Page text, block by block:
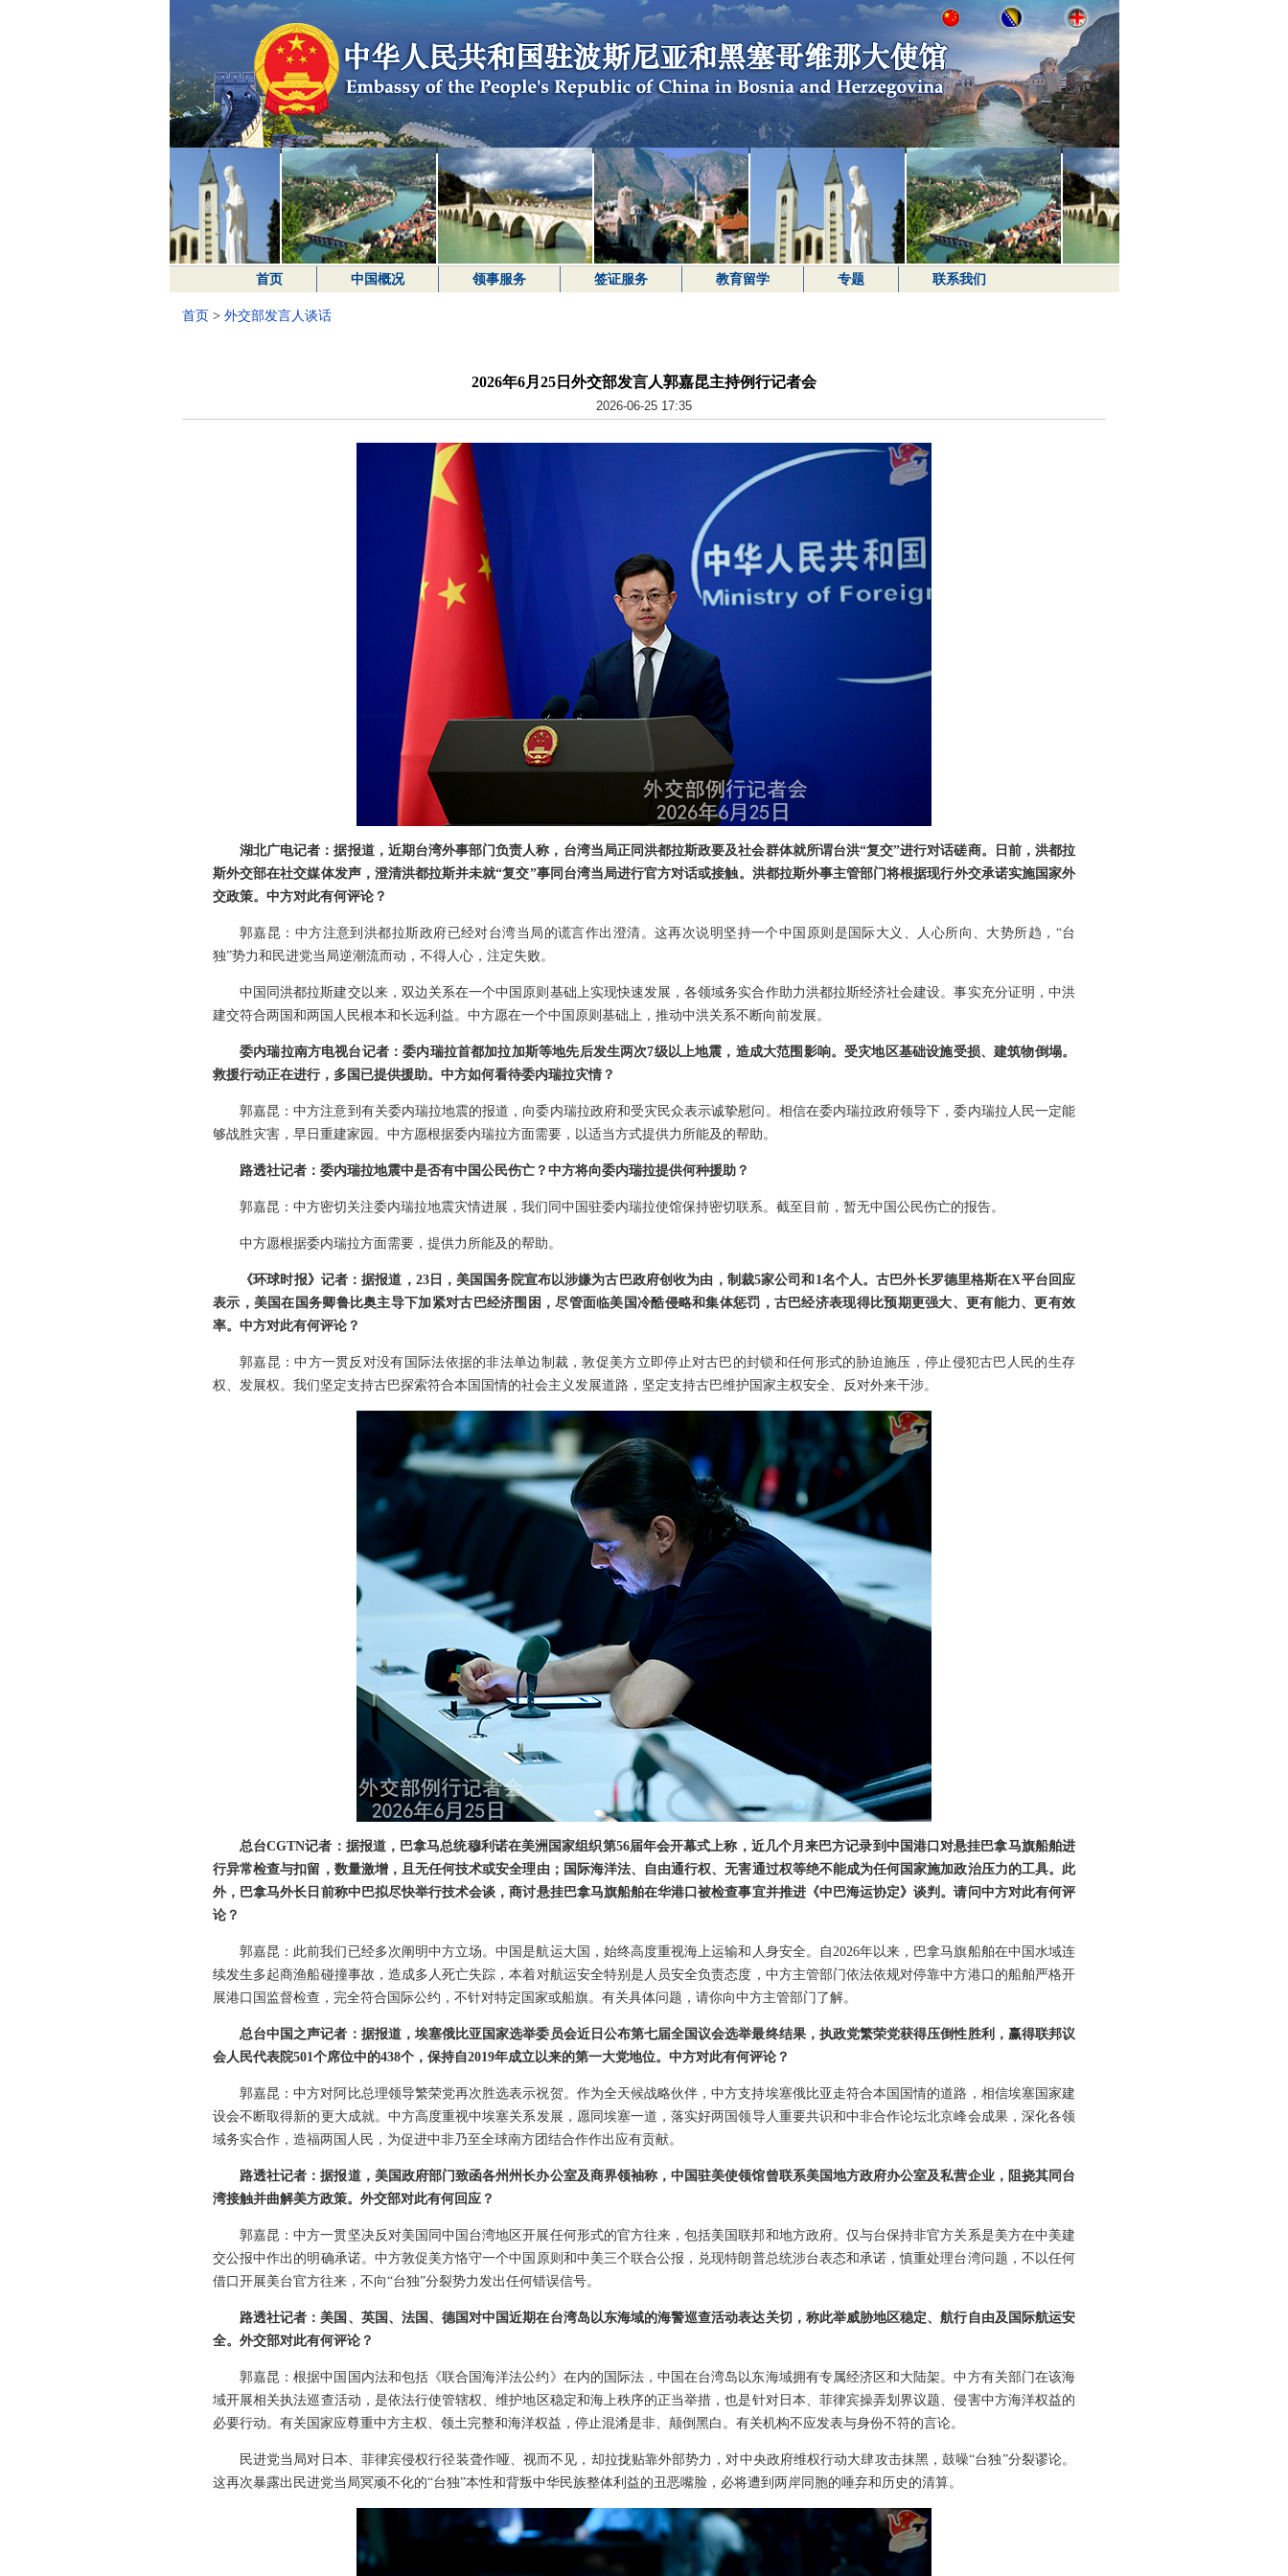
首页 中国概况 领事服务 签证服务 教育留学 专题 联系我们
首页 > 外交部发言人谈话
2026年6月25日外交部发言人郭嘉昆主持例行记者会
2026-06-25 17:35
湖北广电记者：据报道，近期台湾外事部门负责人称，台湾当局正同洪都拉斯政要及社会群体就所谓台洪“复交”进行对话磋商。日前，洪都拉
斯外交部在社交媒体发声，澄清洪都拉斯并未就“复交”事同台湾当局进行官方对话或接触。洪都拉斯外事主管部门将根据现行外交承诺实施国家外
交政策。中方对此有何评论？
郭嘉昆：中方注意到洪都拉斯政府已经对台湾当局的谎言作出澄清。这再次说明坚持一个中国原则是国际大义、人心所向、大势所趋，“台
独”势力和民进党当局逆潮流而动，不得人心，注定失败。
中国同洪都拉斯建交以来，双边关系在一个中国原则基础上实现快速发展，各领域务实合作助力洪都拉斯经济社会建设。事实充分证明，中洪
建交符合两国和两国人民根本和长远利益。中方愿在一个中国原则基础上，推动中洪关系不断向前发展。
委内瑞拉南方电视台记者：委内瑞拉首都加拉加斯等地先后发生两次7级以上地震，造成大范围影响。受灾地区基础设施受损、建筑物倒塌。
救援行动正在进行，多国已提供援助。中方如何看待委内瑞拉灾情？
郭嘉昆：中方注意到有关委内瑞拉地震的报道，向委内瑞拉政府和受灾民众表示诚挚慰问。相信在委内瑞拉政府领导下，委内瑞拉人民一定能
够战胜灾害，早日重建家园。中方愿根据委内瑞拉方面需要，以适当方式提供力所能及的帮助。
路透社记者：委内瑞拉地震中是否有中国公民伤亡？中方将向委内瑞拉提供何种援助？
郭嘉昆：中方密切关注委内瑞拉地震灾情进展，我们同中国驻委内瑞拉使馆保持密切联系。截至目前，暂无中国公民伤亡的报告。
中方愿根据委内瑞拉方面需要，提供力所能及的帮助。
《环球时报》记者：据报道，23日，美国国务院宣布以涉嫌为古巴政府创收为由，制裁5家公司和1名个人。古巴外长罗德里格斯在X平台回应
表示，美国在国务卿鲁比奥主导下加紧对古巴经济围困，尽管面临美国冷酷侵略和集体惩罚，古巴经济表现得比预期更强大、更有能力、更有效
率。中方对此有何评论？
郭嘉昆：中方一贯反对没有国际法依据的非法单边制裁，敦促美方立即停止对古巴的封锁和任何形式的胁迫施压，停止侵犯古巴人民的生存
权、发展权。我们坚定支持古巴探索符合本国国情的社会主义发展道路，坚定支持古巴维护国家主权安全、反对外来干涉。
总台CGTN记者：据报道，巴拿马总统穆利诺在美洲国家组织第56届年会开幕式上称，近几个月来巴方记录到中国港口对悬挂巴拿马旗船舶进
行异常检查与扣留，数量激增，且无任何技术或安全理由；国际海洋法、自由通行权、无害通过权等绝不能成为任何国家施加政治压力的工具。此
外，巴拿马外长日前称中巴拟尽快举行技术会谈，商讨悬挂巴拿马旗船舶在华港口被检查事宜并推进《中巴海运协定》谈判。请问中方对此有何评
论？
郭嘉昆：此前我们已经多次阐明中方立场。中国是航运大国，始终高度重视海上运输和人身安全。自2026年以来，巴拿马旗船舶在中国水域连
续发生多起商渔船碰撞事故，造成多人死亡失踪，本着对航运安全特别是人员安全负责态度，中方主管部门依法依规对停靠中方港口的船舶严格开
展港口国监督检查，完全符合国际公约，不针对特定国家或船旗。有关具体问题，请你向中方主管部门了解。
总台中国之声记者：据报道，埃塞俄比亚国家选举委员会近日公布第七届全国议会选举最终结果，执政党繁荣党获得压倒性胜利，赢得联邦议
会人民代表院501个席位中的438个，保持自2019年成立以来的第一大党地位。中方对此有何评论？
郭嘉昆：中方对阿比总理领导繁荣党再次胜选表示祝贺。作为全天候战略伙伴，中方支持埃塞俄比亚走符合本国国情的道路，相信埃塞国家建
设会不断取得新的更大成就。中方高度重视中埃塞关系发展，愿同埃塞一道，落实好两国领导人重要共识和中非合作论坛北京峰会成果，深化各领
域务实合作，造福两国人民，为促进中非乃至全球南方团结合作作出应有贡献。
路透社记者：据报道，美国政府部门致函各州州长办公室及商界领袖称，中国驻美使领馆曾联系美国地方政府办公室及私营企业，阻挠其同台
湾接触并曲解美方政策。外交部对此有何回应？
郭嘉昆：中方一贯坚决反对美国同中国台湾地区开展任何形式的官方往来，包括美国联邦和地方政府。仅与台保持非官方关系是美方在中美建
交公报中作出的明确承诺。中方敦促美方恪守一个中国原则和中美三个联合公报，兑现特朗普总统涉台表态和承诺，慎重处理台湾问题，不以任何
借口开展美台官方往来，不向“台独”分裂势力发出任何错误信号。
路透社记者：美国、英国、法国、德国对中国近期在台湾岛以东海域的海警巡查活动表达关切，称此举威胁地区稳定、航行自由及国际航运安
全。外交部对此有何评论？
郭嘉昆：根据中国国内法和包括《联合国海洋法公约》在内的国际法，中国在台湾岛以东海域拥有专属经济区和大陆架。中方有关部门在该海
域开展相关执法巡查活动，是依法行使管辖权、维护地区稳定和海上秩序的正当举措，也是针对日本、菲律宾操弄划界议题、侵害中方海洋权益的
必要行动。有关国家应尊重中方主权、领土完整和海洋权益，停止混淆是非、颠倒黑白。有关机构不应发表与身份不符的言论。
民进党当局对日本、菲律宾侵权行径装聋作哑、视而不见，却拉拢贴靠外部势力，对中央政府维权行动大肆攻击抹黑，鼓噪“台独”分裂谬论。
这再次暴露出民进党当局冥顽不化的“台独”本性和背叛中华民族整体利益的丑恶嘴脸，必将遭到两岸同胞的唾弃和历史的清算。